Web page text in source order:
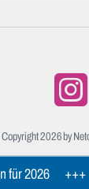
2026 by
2026 +++